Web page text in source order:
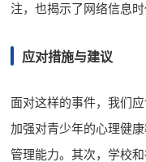
注，也揭示了网络信息
应对措施与建议
面对这样的事件，我们
加强对青少年的心理健
管理能力。其次，学校